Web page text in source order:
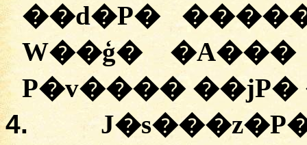
��d�P�
W��ģ�
P�v������jP�
4.